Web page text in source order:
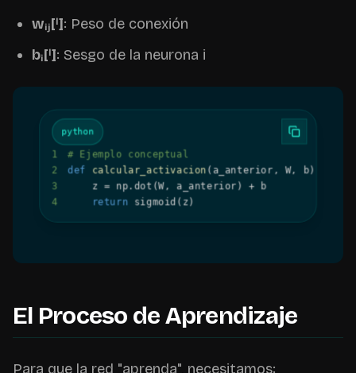
wᵢⱼ[ˡ]: Peso de conexión
bᵢ[ˡ]: Sesgo de la neurona i
python
1
# Ejemplo conceptual
2
def calcular_activacion (a_anterior , W, b)
3
    z
= np. dot (W, a_anterior ) +
4
return sigmoid ( z)
El Proceso de Aprendizaje
Para que la red "aprenda", necesitamos: